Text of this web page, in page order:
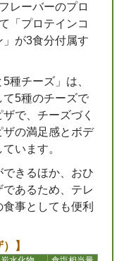
レーバーのプロ
「プロテインコ
が3食分付属す
種チーズ」は、
5種のチーズで
で、チーズづく
ザの満足感とボデ
います。
きるほか、おひ
あるため、テレ
事としても便利
】